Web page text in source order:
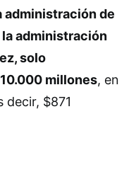
administración de
la administración
solo
millones, en
decir, $871